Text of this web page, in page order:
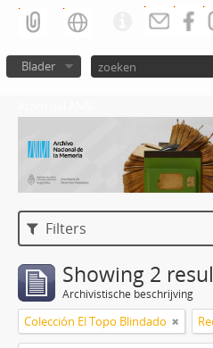
Blader
Filters
Showing 2
Archivistische beschrijving
Colección El Topo Blindado